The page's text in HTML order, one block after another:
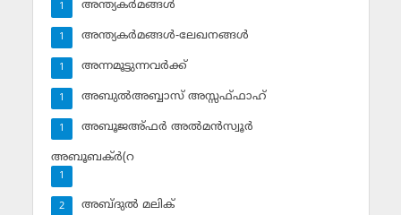
അന്ത്യകര്‍മങ്ങള്‍
1
അന്ത്യകര്‍മങ്ങള്‍-ലേഖനങ്ങള്‍
1
അന്നമൂട്ടുന്നവര്‍ക്ക്
1
അബുല്‍അബ്ബാസ് അസ്സഫ്ഫാഹ്‌
1
അബൂജഅ്ഫര്‍ അല്‍മന്‍സ്വൂര്‍
1
അബൂബക്ര്‍(റ
1
അബ്ദുല്‍ മലിക്‌
2